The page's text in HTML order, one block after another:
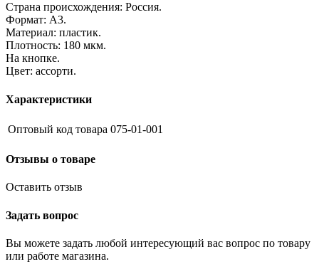
Страна происхождения: Россия.
Формат: А3.
Материал: пластик.
Плотность: 180 мкм.
На кнопке.
Цвет: ассорти.
Характеристики
Оптовый код товара 075-01-001
Отзывы о товаре
Оставить отзыв
Задать вопрос
Вы можете задать любой интересующий вас вопрос по товару
или работе магазина.